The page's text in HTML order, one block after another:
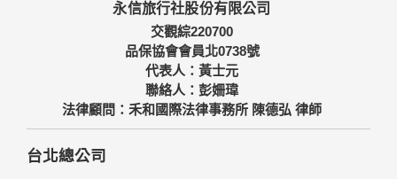
備及必要的安全防護措施，加以保護網站及您的個人資料採用
嚴格的保護措施，只由經過授權的人員才能接觸您的個人資
料，相關處理人員皆簽有保密合約，如有違反保密義務者，將
會受到相關的法律處分。
如因業務需要有必要委託其他單位提供服務時，本網站亦會嚴
格要求其遵守保密義務，並且採取必要檢查程序以確定其將確
實遵守。
四、網站對外的相關連結
永信旅行社股份有限公司
交觀綜220700
品保協會會員北0738號
代表人：黃士元
聯絡人：彭姍瑋
法律顧問：禾和國際法律事務所 陳德弘 律師
台北總公司